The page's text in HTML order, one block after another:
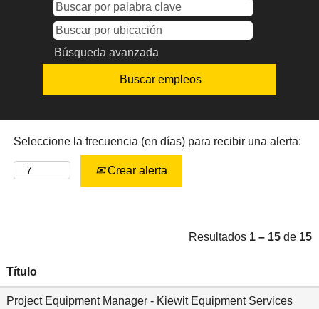
Búsqueda avanzada
Seleccione la frecuencia (en días) para recibir una alerta:
Crear alerta
Resultados 1 – 15 de 15
Título
Project Equipment Manager - Kiewit Equipment Services